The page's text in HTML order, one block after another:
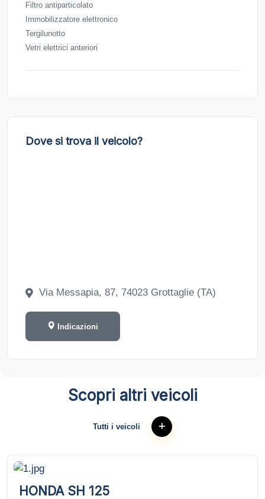
Filtro antiparticolato
Immobilizzatore elettronico
Tergilunotto
Vetri elettrici anteriori
Dove si trova il veicolo?
Via Messapia, 87, 74023 Grottaglie (TA)
Indicazioni
Scopri altri veicoli
Tutti i veicoli
HONDA SH 125